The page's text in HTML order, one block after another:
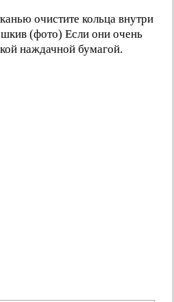
очистите кольца внутри
шкив (фото) Если они очень
наждачной бумагой.